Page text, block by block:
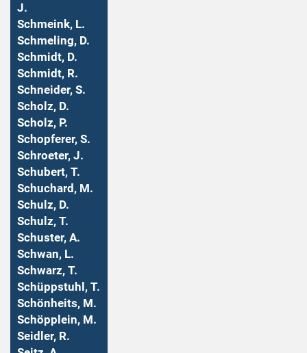
J.
Schmeink, L.
Schmeling, D.
Schmidt, D.
Schmidt, R.
Schneider, S.
Scholz, D.
Scholz, P.
Schopferer, S.
Schroeter, J.
Schubert, T.
Schuchard, M.
Schulz, D.
Schulz, T.
Schuster, A.
Schwan, L.
Schwarz, T.
Schüppstuhl, T.
Schönheits, M.
Schöpplein, M.
Seidler, R.